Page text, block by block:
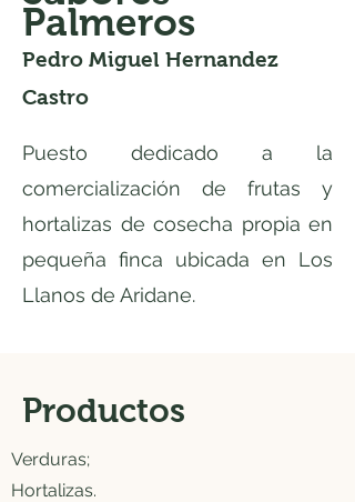
Palmeros
Pedro Miguel Hernandez
Castro
​Puesto dedicado a la
comercialización de frutas y
hortalizas de cosecha propia en
pequeña finca ubicada en Los
Llanos de Aridane.
Productos
Verduras;
Hortalizas.